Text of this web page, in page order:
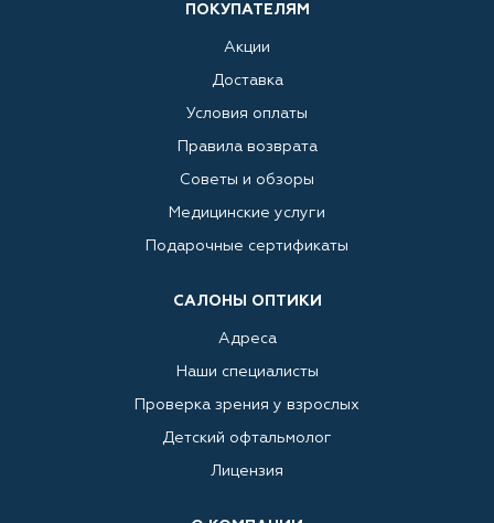
ПОКУПАТЕЛЯМ
Акции
Доставка
Условия оплаты
Правила возврата
Советы и обзоры
Медицинские услуги
Подарочные сертификаты
САЛОНЫ ОПТИКИ
Адреса
Наши специалисты
Проверка зрения у взрослых
Детский офтальмолог
Лицензия